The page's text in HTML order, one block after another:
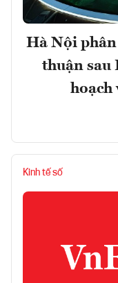
Hà Nội
thuận sau
hoạch
Kinh tế số